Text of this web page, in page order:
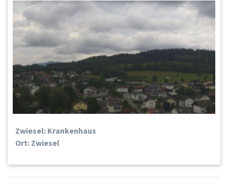
Zwiesel: Krankenhaus
Ort: Zwiesel